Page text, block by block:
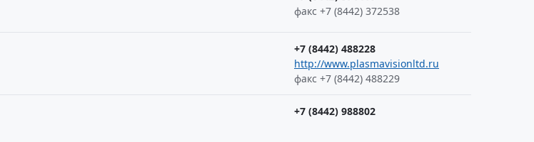
факс +7 (8442) 372538
+7 (8442) 488228
http://www.plasmavisionltd.ru
факс +7 (8442) 488229
+7 (8442) 988802